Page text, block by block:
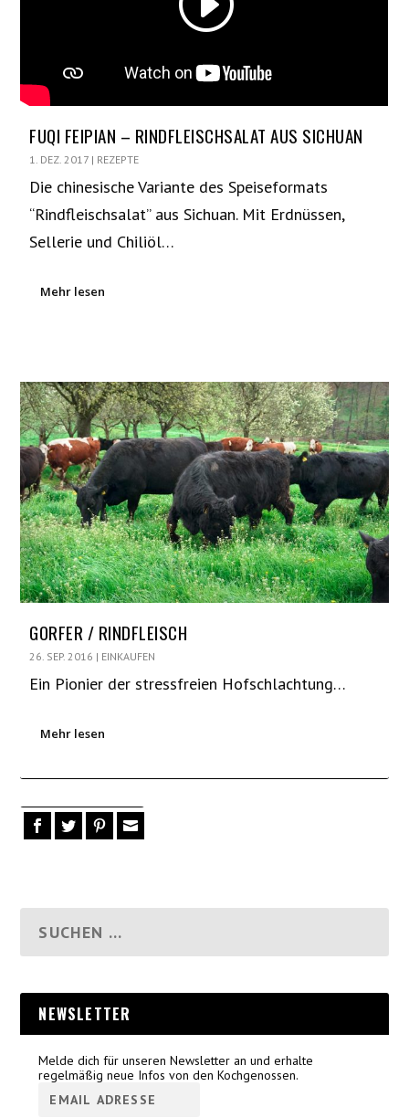
FUQI FEIPIAN – RINDFLEISCHSALAT AUS SICHUAN
1. DEZ. 2017 | REZEPTE
Die chinesische Variante des Speiseformats
“Rindfleischsalat” aus Sichuan. Mit Erdnüssen,
Sellerie und Chiliöl…
Mehr lesen
GORFER / RINDFLEISCH
26. SEP. 2016 | EINKAUFEN
Ein Pionier der stressfreien Hofschlachtung…
Mehr lesen
NEWSLETTER
Melde dich für unseren Newsletter an und erhalte
regelmäßig neue Infos von den Kochgenossen.